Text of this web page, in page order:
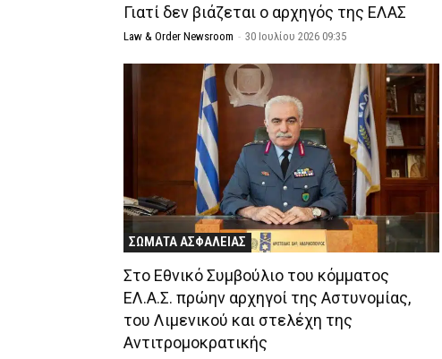
Γιατί δεν βιάζεται ο αρχηγός της ΕΛΑΣ
Law & Order Newsroom - 30 Ιουλίου 2026 09:35
ΣΩΜΑΤΑ ΑΣΦΑΛΕΙΑΣ
Στο Εθνικό Συμβούλιο του κόμματος
ΕΛ.Α.Σ. πρώην αρχηγοί της Αστυνομίας,
του Λιμενικού και στελέχη της
Αντιτρομοκρατικής